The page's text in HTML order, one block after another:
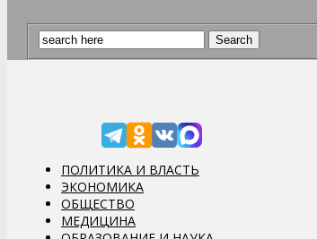
ПОЛИТИКА И ВЛАСТЬ
ЭКОНОМИКА
ОБЩЕСТВО
МЕДИЦИНА